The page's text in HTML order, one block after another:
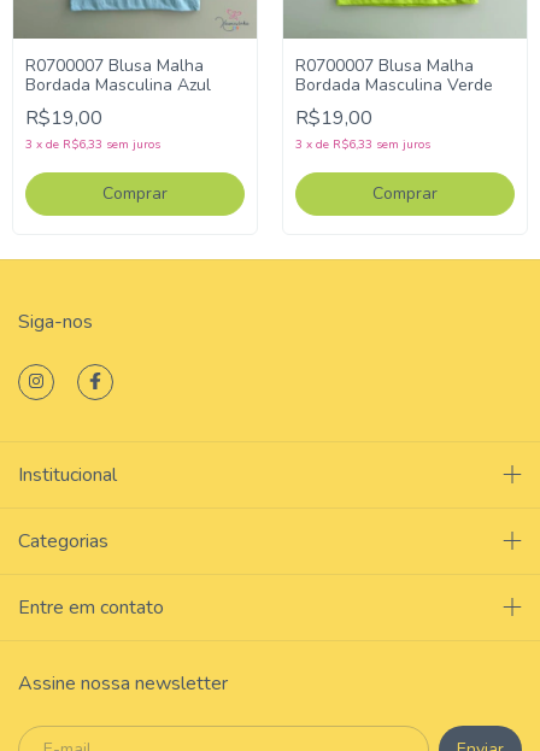
R0700007 Blusa Malha
Bordada Masculina Azul
R$19,00
3 x de R$6,33 sem juros
Comprar
R0700007 Blusa Malha
Bordada Masculina Verde
R$19,00
3 x de R$6,33 sem juros
Comprar
Siga-nos
Institucional
Categorias
Entre em contato
Assine nossa newsletter